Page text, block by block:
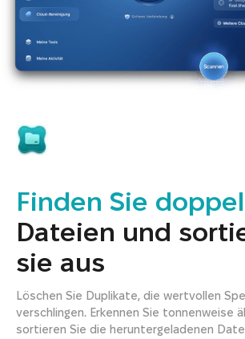
Finden Sie
Dateien und
sie aus
Löschen Sie Duplikate, die wertvollen
verschlingen. Erkennen Sie tonnenweise
sortieren Sie die heruntergeladenen